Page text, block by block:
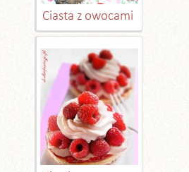
Ciasta z owocami